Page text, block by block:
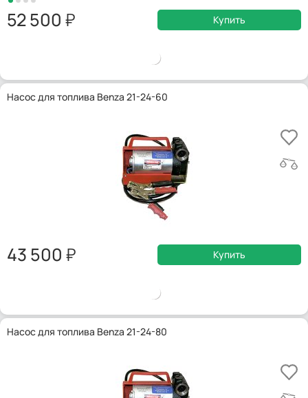
52 500 Купить
Насос для топлива Benza 21-24-60
43 500 Купить
Насос для топлива Benza 21-24-80